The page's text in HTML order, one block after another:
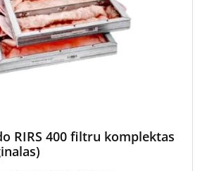
RIRS 400 filtru komplektas